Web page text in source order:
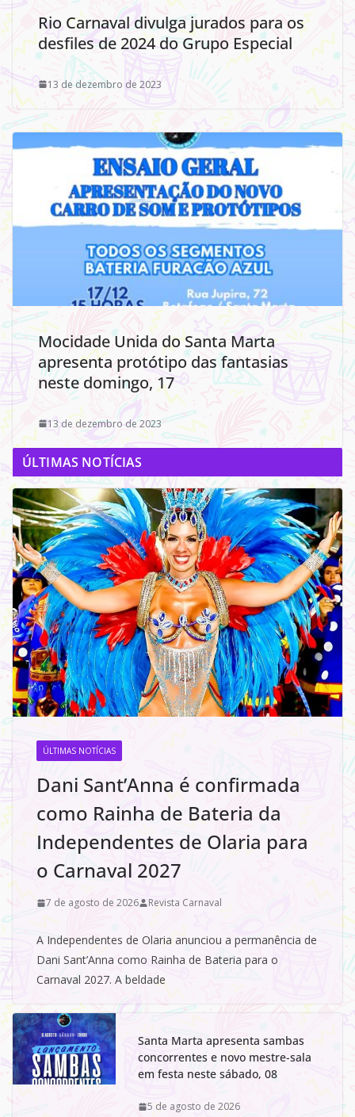
Rio Carnaval divulga jurados para os
desfiles de 2024 do Grupo Especial
13 de dezembro de 2023
Mocidade Unida do Santa Marta
apresenta protótipo das fantasias
neste domingo, 17
13 de dezembro de 2023
ÚLTIMAS NOTÍCIAS
ÚLTIMAS NOTÍCIAS
Dani Sant’Anna é confirmada
como Rainha de Bateria da
Independentes de Olaria para
o Carnaval 2027
7 de agosto de 2026 Revista Carnaval
A Independentes de Olaria anunciou a permanência de
Dani Sant’Anna como Rainha de Bateria para o
Carnaval 2027. A beldade
Santa Marta apresenta sambas
concorrentes e novo mestre-sala
em festa neste sábado, 08
5 de agosto de 2026